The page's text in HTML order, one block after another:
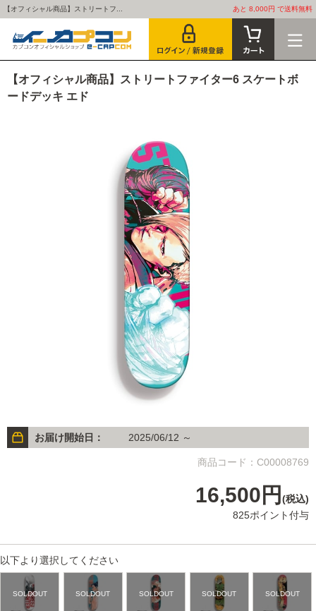
【オフィシャル商品】ストリートフ... あと 8,000円 で送料無料
【オフィシャル商品】ストリートファイター6 スケートボ
ードデッキ エド
お届け開始日： 2025/06/12 ～
商品コード：C00008769
16,500円 (税込)
825ポイント付与
以下より選択してください